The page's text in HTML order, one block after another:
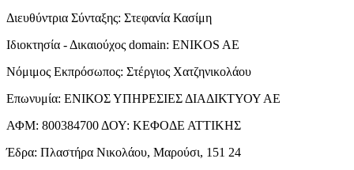
Διευθύντρια Σύνταξης: Στεφανία Κασίμη
Ιδιοκτησία - Δικαιούχος domain: ENIKOS AE
Νόμιμος Εκπρόσωπος: Στέργιος Χατζηνικολάου
Επωνυμία: ΕΝΙΚΟΣ ΥΠΗΡΕΣΙΕΣ ΔΙΑΔΙΚΤΥΟΥ ΑΕ
ΑΦΜ: 800384700 ΔΟΥ: ΚΕΦΟΔΕ ΑΤΤΙΚΗΣ
Έδρα: Πλαστήρα Νικολάου, Μαρούσι, 151 24